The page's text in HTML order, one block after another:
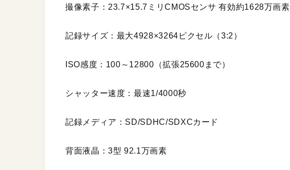
撮像素子：23.7×15.7ミリCMOSセンサ 有効約1628万画素
記録サイズ：最大4928×3264ピクセル（3:2）
ISO感度：100～12800（拡張25600まで）
シャッター速度：最速1/4000秒
記録メディア：SD/SDHC/SDXCカード
背面液晶：3型 92.1万画素